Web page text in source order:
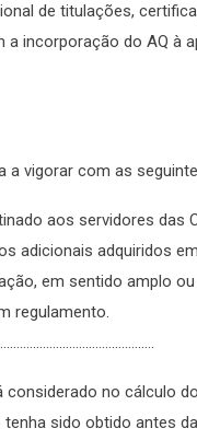
de titulações,
incorporação do AQ à
a vigorar com as
aos servidores das
adicionais adquiridos
em sentido amplo
regulamento.
no cálculo
sido obtido antes